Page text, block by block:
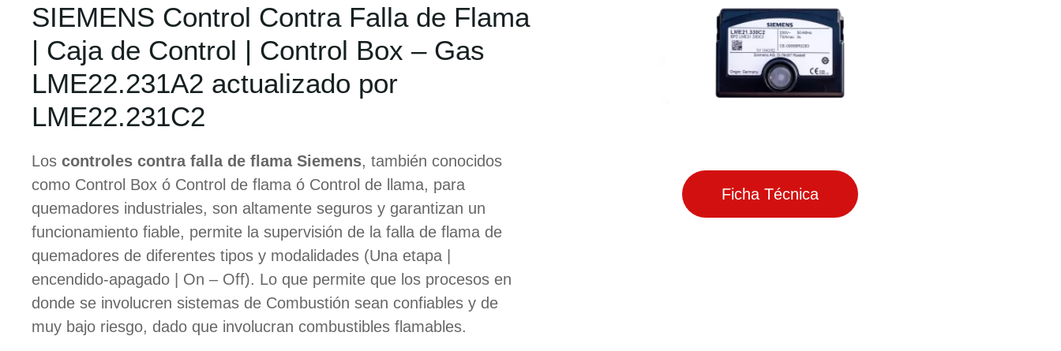
SIEMENS Control Contra Falla de Flama
| Caja de Control | Control Box – Gas
LME22.231A2 actualizado por
LME22.231C2
Los controles contra falla de flama Siemens, también conocidos
como Control Box ó Control de flama ó Control de llama, para
quemadores industriales, son altamente seguros y garantizan un
funcionamiento fiable, permite la supervisión de la falla de flama de
quemadores de diferentes tipos y modalidades (Una etapa |
encendido-apagado | On – Off). Lo que permite que los procesos en
donde se involucren sistemas de Combustión sean confiables y de
muy bajo riesgo, dado que involucran combustibles flamables.
Ficha Técnica